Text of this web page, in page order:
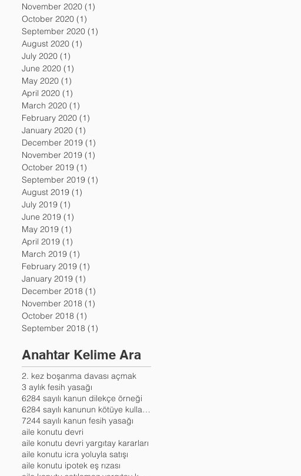
November 2020 (1)
October 2020 (1)
September 2020 (1)
August 2020 (1)
July 2020 (1)
June 2020 (1)
May 2020 (1)
April 2020 (1)
March 2020 (1)
February 2020 (1)
January 2020 (1)
December 2019 (1)
November 2019 (1)
October 2019 (1)
September 2019 (1)
August 2019 (1)
July 2019 (1)
June 2019 (1)
May 2019 (1)
April 2019 (1)
March 2019 (1)
February 2019 (1)
January 2019 (1)
December 2018 (1)
November 2018 (1)
October 2018 (1)
September 2018 (1)
Anahtar Kelime Ara
2. kez boşanma davası açmak
3 aylık fesih yasağı
6284 sayılı kanun dilekçe örneği
6284 sayılı kanunun kötüye kullanılması
7244 sayılı kanun fesih yasağı
aile konutu devri
aile konutu devri yargıtay kararları
aile konutu icra yoluyla satışı
aile konutu ipotek eş rızası